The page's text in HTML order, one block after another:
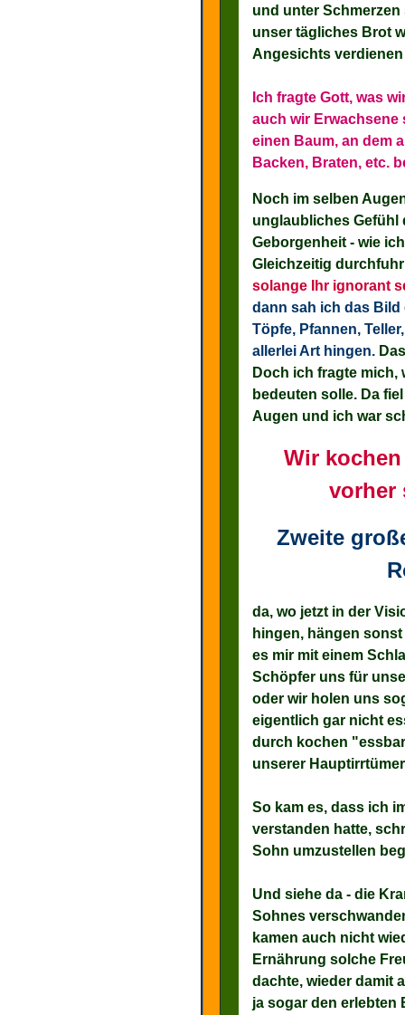
und unter
unser tägliches Brot
Angesichts
Ich fragte Gott, was
auch wir Erwachsene
einen Baum, an dem
Backen, Braten, etc.
Noch im selben
unglaubliches Gefühl
Geborgenheit - wie
Gleichzeitig
solange Ihr ignorant
dann sah ich das Bild
Töpfe, Pfannen,
allerlei Art hingen.
Doch ich fragte mich,
bedeuten solle. Da
Augen und ich war
Wir
vorher
Zweite
da, wo jetzt in der
hingen, hängen
es mir mit einem
Schöpfer uns für
oder wir holen uns
eigentlich gar nicht
durch kochen
unserer
So kam es, dass ich
verstanden hatte,
Sohn umzustellen
Und siehe da - die
Sohnes
kamen auch nicht
Ernährung solche
dachte, wieder damit
ja sogar den erlebten